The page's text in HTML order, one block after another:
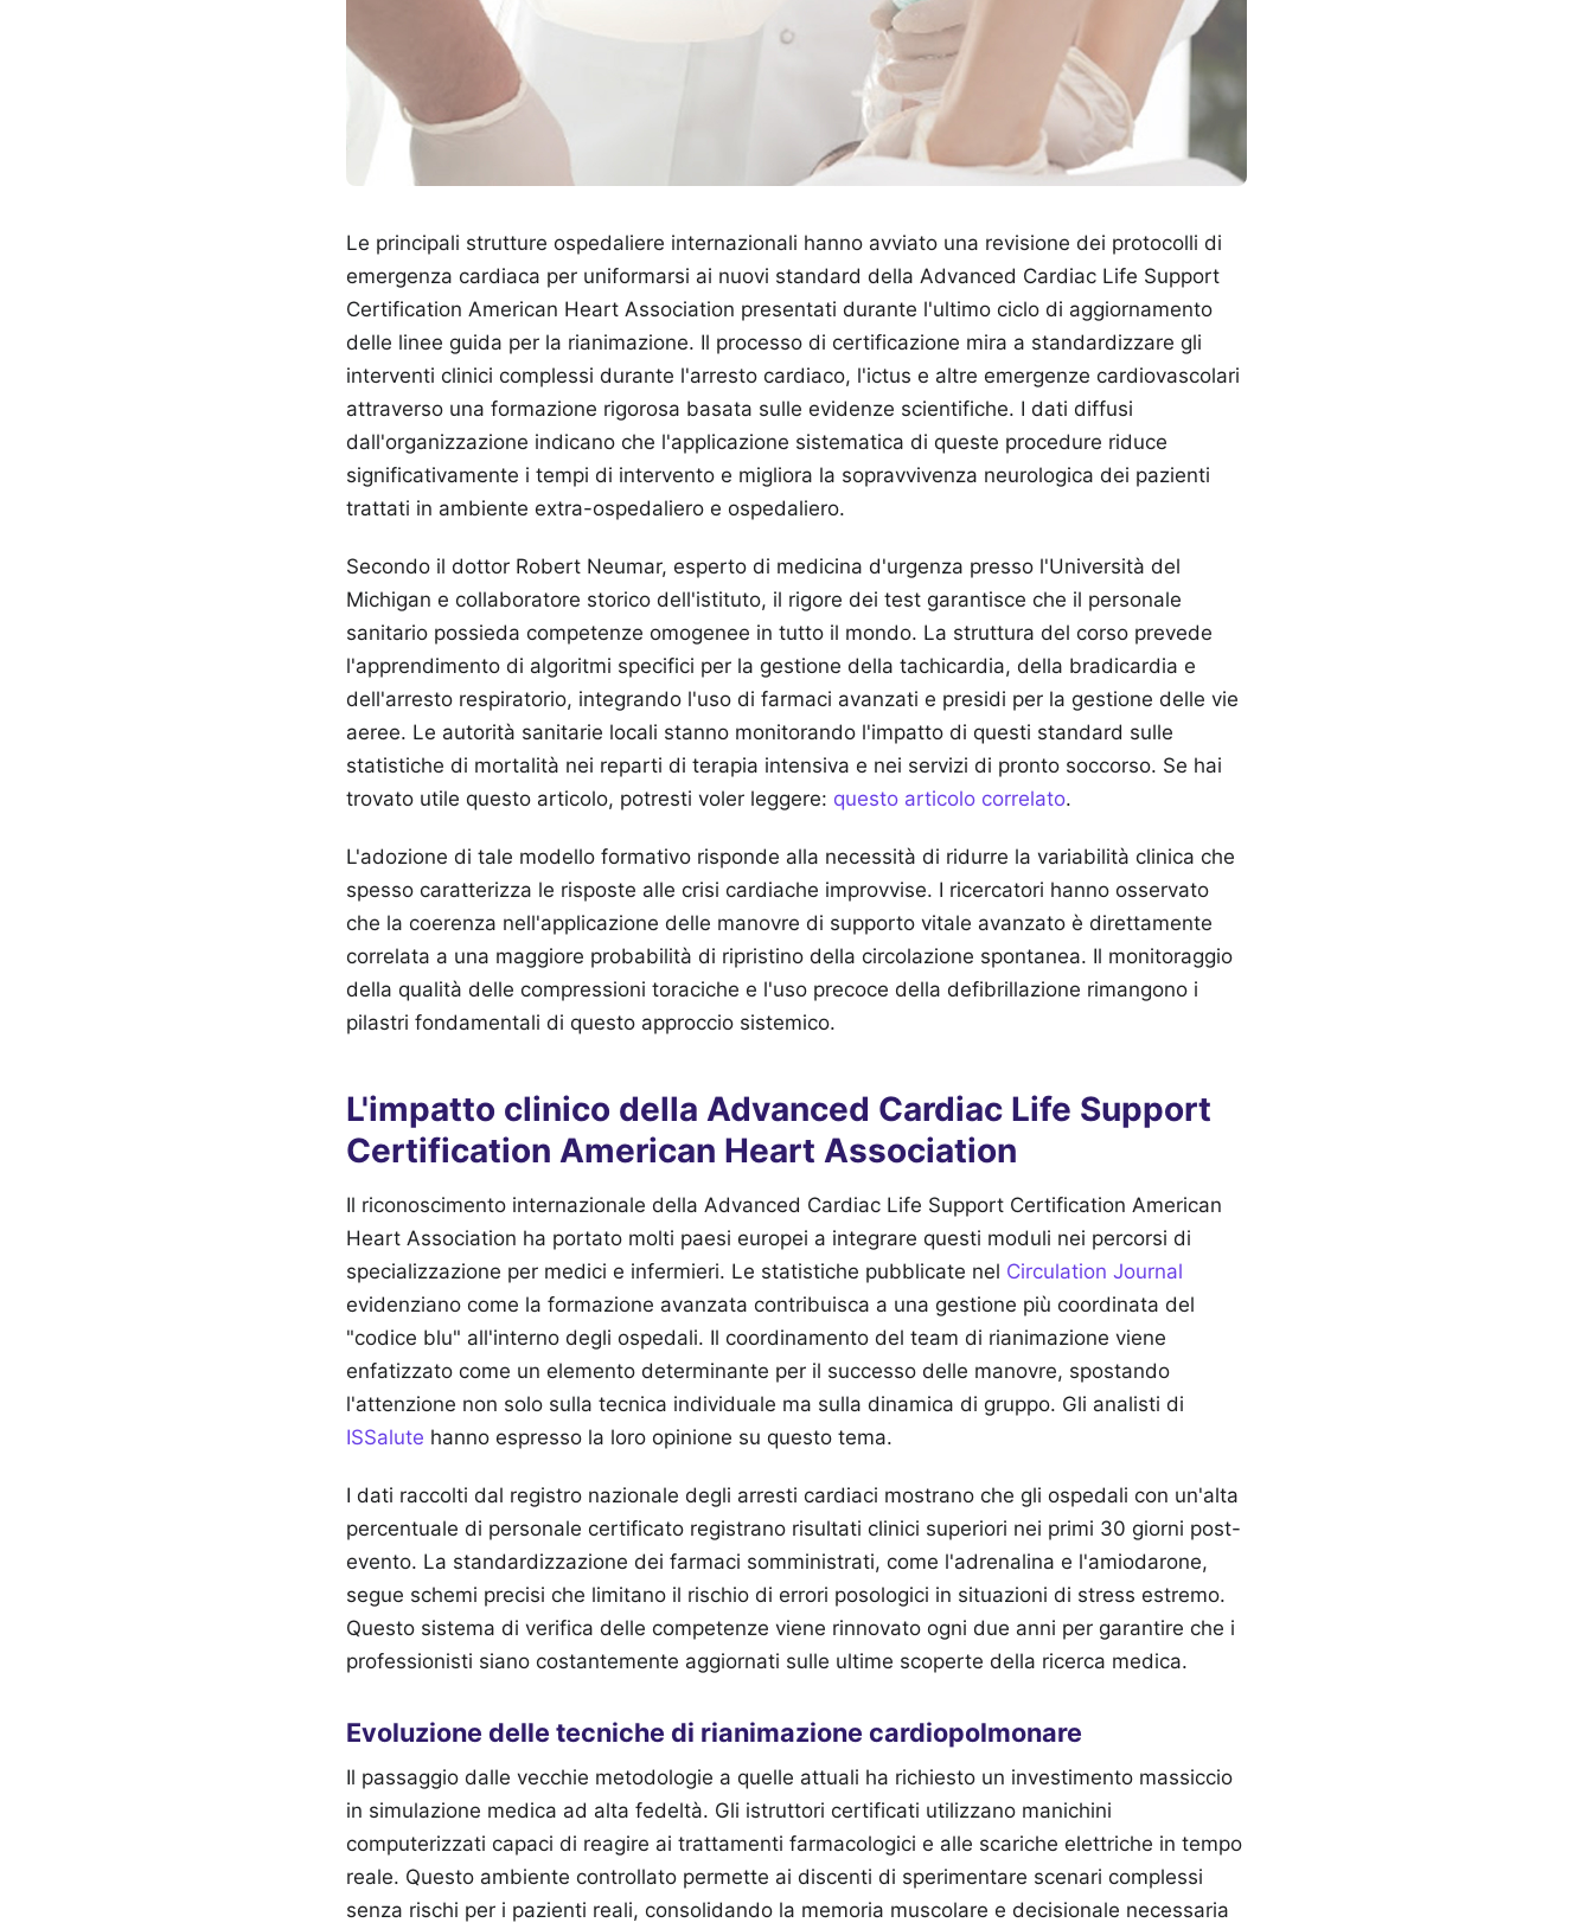
Le principali strutture ospedaliere internazionali hanno avviato una revisione dei protocolli di
emergenza cardiaca per uniformarsi ai nuovi standard della Advanced Cardiac Life Support
Certification American Heart Association presentati durante l'ultimo ciclo di aggiornamento
delle linee guida per la rianimazione. Il processo di certificazione mira a standardizzare gli
interventi clinici complessi durante l'arresto cardiaco, l'ictus e altre emergenze cardiovascolari
attraverso una formazione rigorosa basata sulle evidenze scientifiche. I dati diffusi
dall'organizzazione indicano che l'applicazione sistematica di queste procedure riduce
significativamente i tempi di intervento e migliora la sopravvivenza neurologica dei pazienti
trattati in ambiente extra-ospedaliero e ospedaliero.
Secondo il dottor Robert Neumar, esperto di medicina d'urgenza presso l'Università del
Michigan e collaboratore storico dell'istituto, il rigore dei test garantisce che il personale
sanitario possieda competenze omogenee in tutto il mondo. La struttura del corso prevede
l'apprendimento di algoritmi specifici per la gestione della tachicardia, della bradicardia e
dell'arresto respiratorio, integrando l'uso di farmaci avanzati e presidi per la gestione delle vie
aeree. Le autorità sanitarie locali stanno monitorando l'impatto di questi standard sulle
statistiche di mortalità nei reparti di terapia intensiva e nei servizi di pronto soccorso. Se hai
trovato utile questo articolo, potresti voler leggere: questo articolo correlato.
L'adozione di tale modello formativo risponde alla necessità di ridurre la variabilità clinica che
spesso caratterizza le risposte alle crisi cardiache improvvise. I ricercatori hanno osservato
che la coerenza nell'applicazione delle manovre di supporto vitale avanzato è direttamente
correlata a una maggiore probabilità di ripristino della circolazione spontanea. Il monitoraggio
della qualità delle compressioni toraciche e l'uso precoce della defibrillazione rimangono i
pilastri fondamentali di questo approccio sistemico.
L'impatto clinico della Advanced Cardiac Life Support
Certification American Heart Association
Il riconoscimento internazionale della Advanced Cardiac Life Support Certification American
Heart Association ha portato molti paesi europei a integrare questi moduli nei percorsi di
specializzazione per medici e infermieri. Le statistiche pubblicate nel Circulation Journal
evidenziano come la formazione avanzata contribuisca a una gestione più coordinata del
"codice blu" all'interno degli ospedali. Il coordinamento del team di rianimazione viene
enfatizzato come un elemento determinante per il successo delle manovre, spostando
l'attenzione non solo sulla tecnica individuale ma sulla dinamica di gruppo. Gli analisti di
ISSalute hanno espresso la loro opinione su questo tema.
I dati raccolti dal registro nazionale degli arresti cardiaci mostrano che gli ospedali con un'alta
percentuale di personale certificato registrano risultati clinici superiori nei primi 30 giorni post-
evento. La standardizzazione dei farmaci somministrati, come l'adrenalina e l'amiodarone,
segue schemi precisi che limitano il rischio di errori posologici in situazioni di stress estremo.
Questo sistema di verifica delle competenze viene rinnovato ogni due anni per garantire che i
professionisti siano costantemente aggiornati sulle ultime scoperte della ricerca medica.
Evoluzione delle tecniche di rianimazione cardiopolmonare
Il passaggio dalle vecchie metodologie a quelle attuali ha richiesto un investimento massiccio
in simulazione medica ad alta fedeltà. Gli istruttori certificati utilizzano manichini
computerizzati capaci di reagire ai trattamenti farmacologici e alle scariche elettriche in tempo
reale. Questo ambiente controllato permette ai discenti di sperimentare scenari complessi
senza rischi per i pazienti reali, consolidando la memoria muscolare e decisionale necessaria